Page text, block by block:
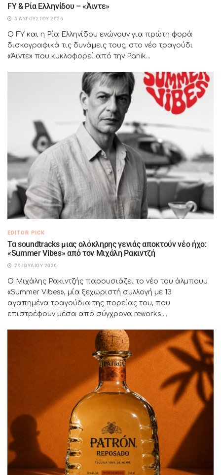
FY & Ρία Ελληνίδου – «Άιντε»
5 ΑΥΓΟΎΣΤΟΥ 2026
Ο FY και η Ρία Ελληνίδου ενώνουν για πρώτη φορά
δισκογραφικά τις δυνάμεις τους, στο νέο τραγούδι
«Άιντε» που κυκλοφορεί από την Panik...
EDITOR PICK
Τα soundtracks μιας ολόκληρης γενιάς αποκτούν νέο ήχο:
«Summer Vibes» από τον Μιχάλη Ρακιντζή
29 ΙΟΥΛΊΟΥ 2026
Ο Μιχάλης Ρακιντζής παρουσιάζει το νέο του άλμπουμ
«Summer Vibes», μία ξεχωριστή συλλογή με 13
αγαπημένα τραγούδια της πορείας του, που
επιστρέφουν μέσα από σύγχρονα reworks....